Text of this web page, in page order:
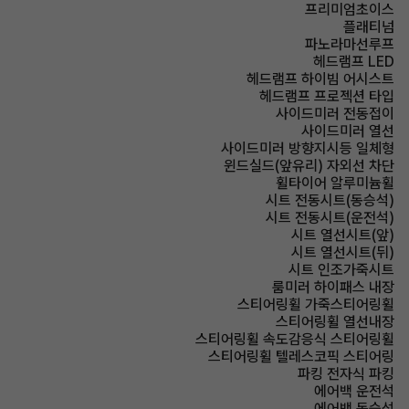
프리미엄초이스
플래티넘
파노라마선루프
헤드램프 LED
헤드램프 하이빔 어시스트
헤드램프 프로젝션 타입
사이드미러 전동접이
사이드미러 열선
사이드미러 방향지시등 일체형
윈드실드(앞유리) 자외선 차단
휠타이어 알루미늄휠
시트 전동시트(동승석)
시트 전동시트(운전석)
시트 열선시트(앞)
시트 열선시트(뒤)
시트 인조가죽시트
룸미러 하이패스 내장
스티어링휠 가죽스티어링휠
스티어링휠 열선내장
스티어링휠 속도감응식 스티어링휠
스티어링휠 텔레스코픽 스티어링
파킹 전자식 파킹
에어백 운전석